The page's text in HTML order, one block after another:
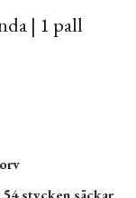
| 1 pall